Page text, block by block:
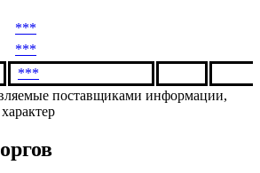
***
***
***
поставщиками информации,